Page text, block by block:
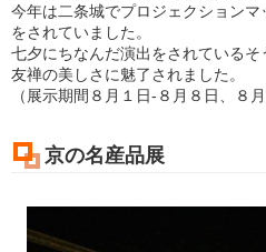
今年は二条城でプロジェクション
をされていました。
七夕にちなんだ演出をされているそ
友禅の美しさに魅了されました。
（展示期間８月１日-８月８日、８
京の名産品展